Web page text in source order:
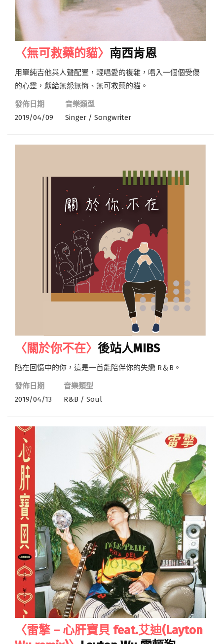
〈無可救藥的貓〉 南西肯恩
用單純吉他與人聲配置，輕唱愛的複雜，唱入一個個受傷
的心靈，獻給無怨無悔、無可救藥的貓。
發佈日期
2019/04/09
音樂類型
Singer / Songwriter
〈關於你不在〉 後站人MIBS
陷在回憶中的你，這是一首能陪伴你的失戀 R＆B。
發佈日期
2019/04/13
音樂類型
R&B / Soul
〈雷擎 – 心肝寶貝 feat.艾迪(Layton